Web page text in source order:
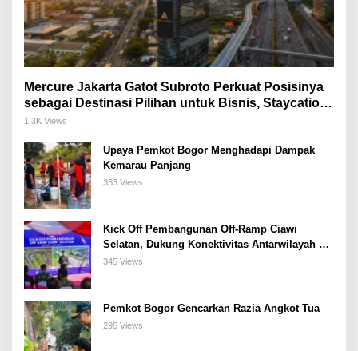
Mercure Jakarta Gatot Subroto Perkuat Posisinya
sebagai Destinasi Pilihan untuk Bisnis, Staycation,
Meeting, dan Kuliner di Jakarta Selatan
1.3K Views
Upaya Pemkot Bogor Menghadapi Dampak
Kemarau Panjang
353 Views
Kick Off Pembangunan Off-Ramp Ciawi
Selatan, Dukung Konektivitas Antarwilayah di
Bogor Selatan
345 Views
Pemkot Bogor Gencarkan Razia Angkot Tua
295 Views